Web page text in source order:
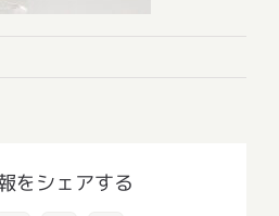
をシェアする